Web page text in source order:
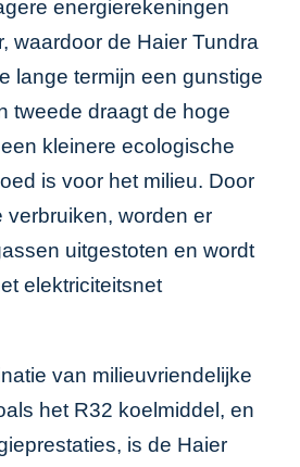
energierekeningen
waardoor de Haier Tundra
lange termijn een gunstige
tweede draagt de hoge
kleinere ecologische
is voor het milieu. Door
verbruiken, worden er
uitgestoten en wordt
elektriciteitsnet
van milieuvriendelijke
het R32 koelmiddel, en
is de Haier